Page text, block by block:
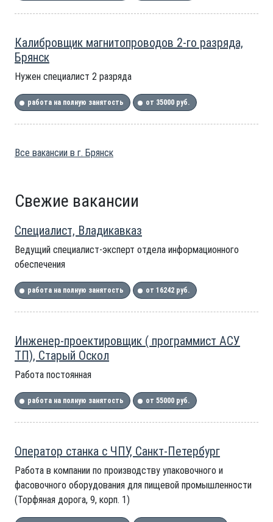
Калибровщик магнитопроводов 2-го разряда,
Брянск
Нужен специалист 2 разряда
работа на полную занятость от 35000 руб.
Все вакансии в г. Брянск
Свежие вакансии
Специалист, Владикавказ
Ведущий специалист-эксперт отдела информационного
обеспечения
работа на полную занятость от 16242 руб.
Инженер-проектировщик ( программист АСУ
ТП), Старый Оскол
Работа постоянная
работа на полную занятость от 55000 руб.
Оператор станка с ЧПУ, Санкт-Петербург
Работа в компании по производству упаковочного и
фасовочного оборудования для пищевой промышленности
(Торфяная дорога, 9, корп. 1)